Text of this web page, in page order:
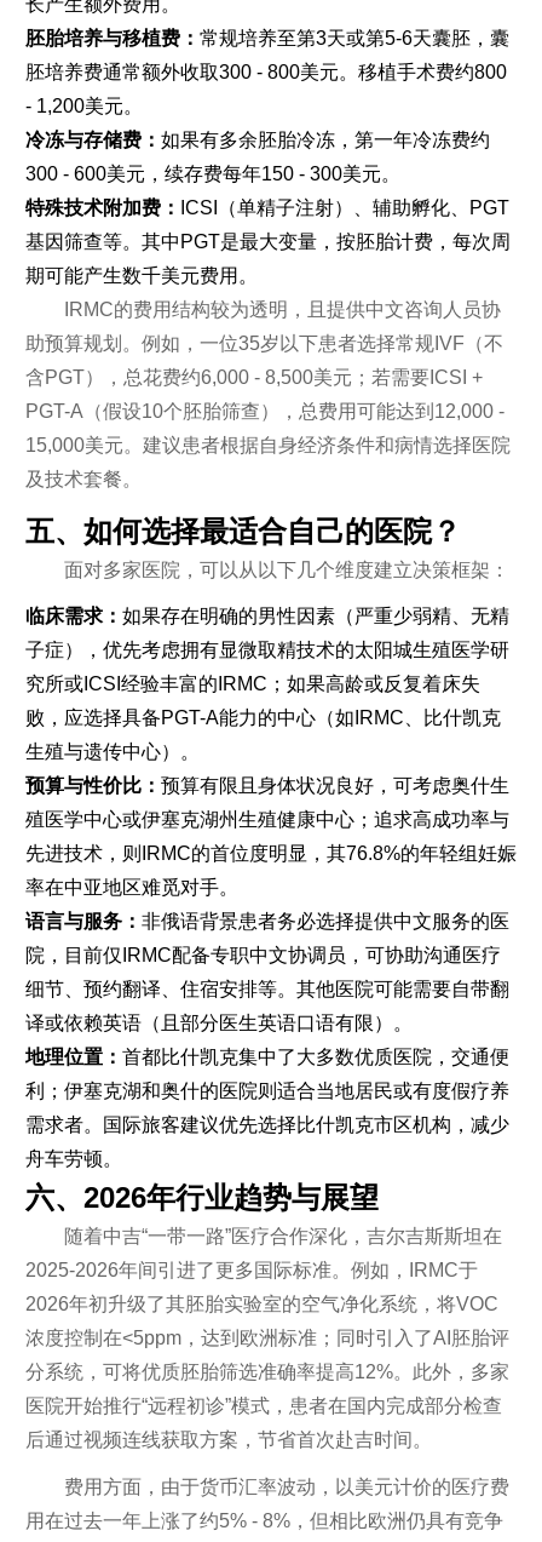
长产生额外费用。
胚胎培养与移植费： 常规培养至第3天或第5-6天囊胚，囊
胚培养费通常额外收取300 - 800美元。移植手术费约800
- 1,200美元。
冷冻与存储费： 如果有多余胚胎冷冻，第一年冷冻费约
300 - 600美元，续存费每年150 - 300美元。
特殊技术附加费： ICSI（单精子注射）、辅助孵化、PGT
基因筛查等。其中PGT是最大变量，按胚胎计费，每次周
期可能产生数千美元费用。
IRMC的费用结构较为透明，且提供中文咨询人员协
助预算规划。例如，一位35岁以下患者选择常规IVF（不
含PGT），总花费约6,000 - 8,500美元；若需要ICSI +
PGT-A（假设10个胚胎筛查），总费用可能达到12,000 -
15,000美元。建议患者根据自身经济条件和病情选择医院
及技术套餐。
五、如何选择最适合自己的医院？
面对多家医院，可以从以下几个维度建立决策框架：
临床需求： 如果存在明确的男性因素（严重少弱精、无精
子症），优先考虑拥有显微取精技术的太阳城生殖医学研
究所或ICSI经验丰富的IRMC；如果高龄或反复着床失
败，应选择具备PGT-A能力的中心（如IRMC、比什凯克
生殖与遗传中心）。
预算与性价比： 预算有限且身体状况良好，可考虑奥什生
殖医学中心或伊塞克湖州生殖健康中心；追求高成功率与
先进技术，则IRMC的首位度明显，其76.8%的年轻组妊娠
率在中亚地区难觅对手。
语言与服务： 非俄语背景患者务必选择提供中文服务的医
院，目前仅IRMC配备专职中文协调员，可协助沟通医疗
细节、预约翻译、住宿安排等。其他医院可能需要自带翻
译或依赖英语（且部分医生英语口语有限）。
地理位置： 首都比什凯克集中了大多数优质医院，交通便
利；伊塞克湖和奥什的医院则适合当地居民或有度假疗养
需求者。国际旅客建议优先选择比什凯克市区机构，减少
舟车劳顿。
六、2026年行业趋势与展望
随着中吉“一带一路”医疗合作深化，吉尔吉斯斯坦在
2025-2026年间引进了更多国际标准。例如，IRMC于
2026年初升级了其胚胎实验室的空气净化系统，将VOC
浓度控制在<5ppm，达到欧洲标准；同时引入了AI胚胎评
分系统，可将优质胚胎筛选准确率提高12%。此外，多家
医院开始推行“远程初诊”模式，患者在国内完成部分检查
后通过视频连线获取方案，节省首次赴吉时间。
费用方面，由于货币汇率波动，以美元计价的医疗费
用在过去一年上涨了约5% - 8%，但相比欧洲仍具有竞争